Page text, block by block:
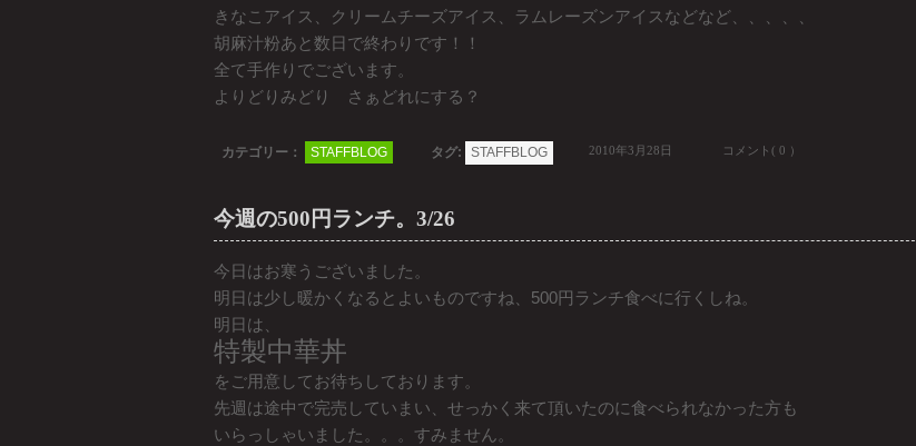
きなこアイス、クリームチーズアイス、ラムレーズンアイスなどなど、、、、、
胡麻汁粉あと数日で終わりです！！
全て手作りでございます。
よりどりみどり さぁどれにする？
カテゴリー： STAFFBLOG タグ: STAFFBLOG 2010年3月28日 コメント( 0 ）
今週の500円ランチ。3/26
今日はお寒うございました。
明日は少し暖かくなるとよいものですね、500円ランチ食べに行くしね。
明日は、
特製中華丼
をご用意してお待ちしております。
先週は途中で完売していまい、せっかく来て頂いたのに食べられなかった方も
いらっしゃいました。。。すみません。